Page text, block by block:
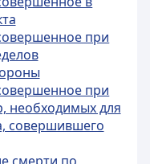
при
при
необходимых для
совершившего